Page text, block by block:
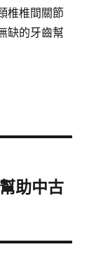
椎椎間關節
缺的牙齒幫
助中古